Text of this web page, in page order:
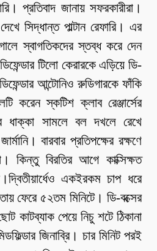
প্রতিবাদ জানায় সফরকারীরা।
সিদ্ধান্ত পাল্টান রেফারি। এর
স্বাগতিকদের স্তব্ধ করে দেন
টিলো কেরারকে এড়িয়ে ডি-
আন্টোনিও রুডিগারকে ফাঁকি
করেন স্কটিশ ক্লাব রেঞ্জার্সের
ধাক্কা সামলে বল দখলে রেখে
বারবার প্রতিপক্ষের রক্ষণে
কিন্তু বিরতির আগে কাক্সিক্ষত
একইরকম চাপ ধরে
ফেরে ৫২তম মিনিটে। ডি-বক্সের
কাটব্যাক পেয়ে নিচু শটে ঠিকানা
জিনাব্রি। চার মিনিট পরই